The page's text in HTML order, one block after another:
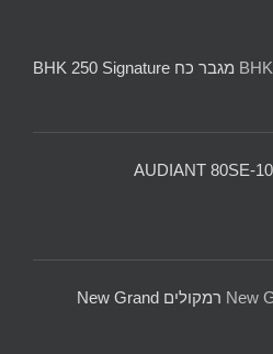
מגבר כח BHK 250 Signature
AUDIANT 80SE-
רמקולים New Grand